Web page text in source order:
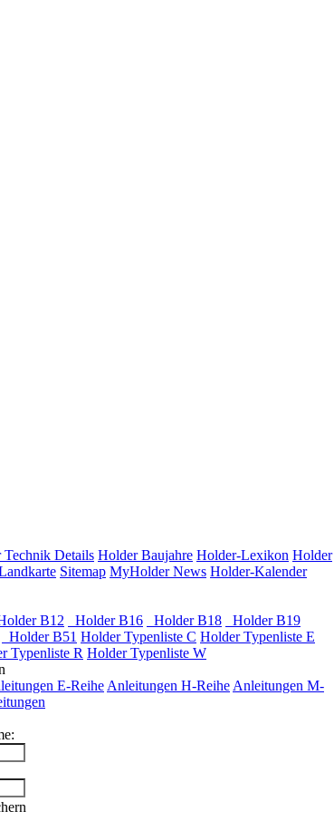
Technik Details Holder Baujahre Holder-Lexikon Holder
Sitemap MyHolder News Holder-Kalender
B12 Holder B16 Holder B18
Holder B19
Holder B51 Holder Typenliste C Holder Typenliste E
Typenliste R Holder Typenliste W
E-Reihe Anleitungen H-Reihe Anleitungen M-